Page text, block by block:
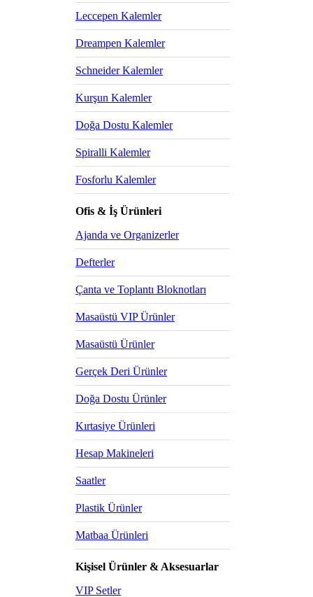
Leccepen Kalemler
Dreampen Kalemler
Schneider Kalemler
Kurşun Kalemler
Doğa Dostu Kalemler
Spiralli Kalemler
Fosforlu Kalemler
Ofis & İş Ürünleri
Ajanda ve Organizerler
Defterler
Çanta ve Toplantı Bloknotları
Masaüstü VIP Ürünler
Masaüstü Ürünler
Gerçek Deri Ürünler
Doğa Dostu Ürünler
Kırtasiye Ürünleri
Hesap Makineleri
Saatler
Plastik Ürünler
Matbaa Ürünleri
Kişisel Ürünler & Aksesuarlar
VIP Setler